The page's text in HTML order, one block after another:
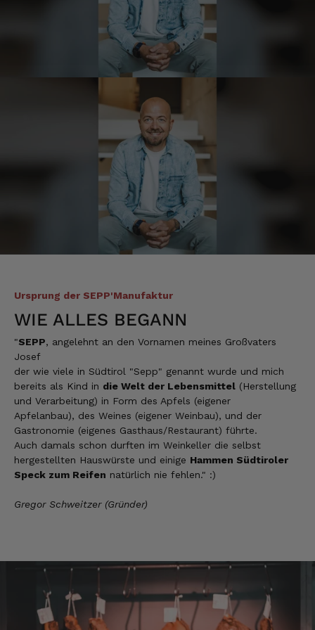
Ursprung der SEPP'Manufaktur
WIE ALLES BEGANN
"SEPP, angelehnt an den Vornamen meines Großvaters
Josef
der wie viele in Südtirol "Sepp" genannt wurde und mich
bereits als Kind in die Welt der Lebensmittel (Herstellung
und Verarbeitung) in Form des Apfels (eigener
Apfelanbau), des Weines (eigener Weinbau), und der
Gastronomie (eigenes Gasthaus/Restaurant) führte.
Auch damals schon durften im Weinkeller die selbst
hergestellten Hauswürste und einige Hammen Südtiroler
Speck zum Reifen natürlich nie fehlen." :)
Gregor Schweitzer (Gründer)
Verifizierter Kunde
Der Schinken ist unser Favorit. Einfach
köstlich und ruckzuck aufgegessen!!!!!!!
Deshalb haben wir einen Vorrat angelegt.
Verifizierter Kunde
1 A Qualität, preiswert und schnell. Gern
wieder. Danke!
Verifizierter Kunde
Top Ware. Top Lieferung. Immer wieder👍
Silvia
Schmeckt alles sehe lecker würde und werde
7.8.2026
Ellen
Geschmack… wie auf Wolke sieben.
Qualität, Geschmack die Lieferung und die
Verpackung, alles super. Bei kleinen
Problemen wurde sofort geholfen. Hier kann
man ohne bedenken bestellen.
7.8.2026